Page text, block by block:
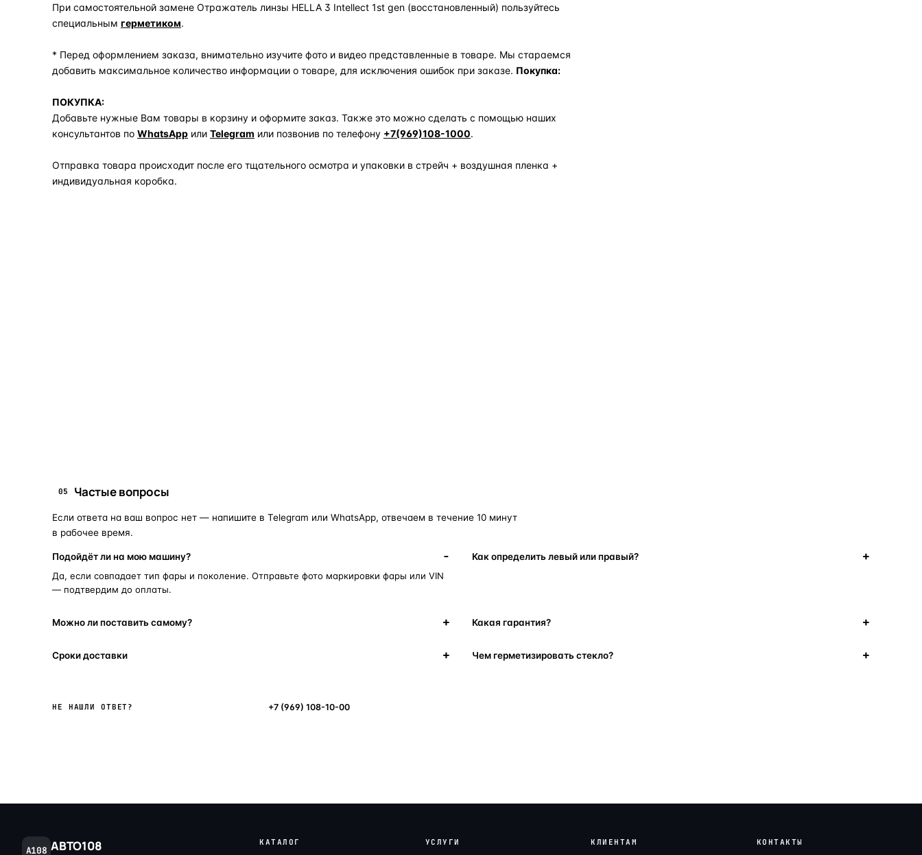
При самостоятельной замене Отражатель линзы HELLA 3 Intellect 1st gen (восстановленный) пользуйтесь
специальным герметиком.
* Перед оформлением заказа, внимательно изучите фото и видео представленные в товаре. Мы стараемся
добавить максимальное количество информации о товаре, для исключения ошибок при заказе. Покупка:
ПОКУПКА:
Добавьте нужные Вам товары в корзину и оформите заказ. Также это можно сделать с помощью наших
консультантов по WhatsApp или Telegram или позвонив по телефону +7(969)108-1000.
Отправка товара происходит после его тщательного осмотра и упаковки в стрейч + воздушная пленка +
индивидуальная коробка.
05 Частые вопросы
Если ответа на ваш вопрос нет — напишите в Telegram или WhatsApp, отвечаем в течение 10 минут
в рабочее время.
Подойдёт ли на мою машину?
Да, если совпадает тип фары и поколение. Отправьте фото маркировки фары или VIN
— подтвердим до оплаты.
Как определить левый или правый?
Можно ли поставить самому? Какая гарантия?
Сроки доставки Чем герметизировать стекло?
НЕ НАШЛИ ОТВЕТ? +7 (969) 108-10-00
A108 АВТО108 КАТАЛОГ УСЛУГИ КЛИЕНТАМ КОНТАКТЫ